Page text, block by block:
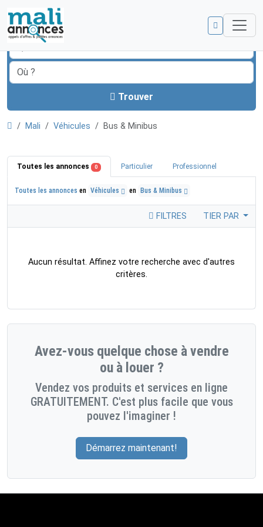
Trouver
Mali Véhicules Bus & Minibus
Toutes les annonces 0 Particulier Professionnel
Toutes les annonces en Véhicules en Bus & Minibus
FILTRES TIER PAR
Aucun résultat. Affinez votre recherche avec d'autres
critères.
Avez-vous quelque chose à vendre
ou à louer ?
Vendez vos produits et services en ligne
GRATUITEMENT. C'est plus facile que vous
pouvez l'imaginer !
Démarrez maintenant!